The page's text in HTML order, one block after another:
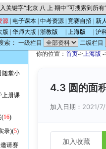
关键字“北京 八 上 期中”可搜索到所
源 电子课本 中考资源 竞赛自招
新
版
华师大版 浙教版 上海版 沪
索： 一级栏目
二级栏目
随堂小
上册课
(16)
录)(5)
请赛
你的位置： 首页->上海版 -
4.3 圆的面
加入日期： 2021/
加入收藏